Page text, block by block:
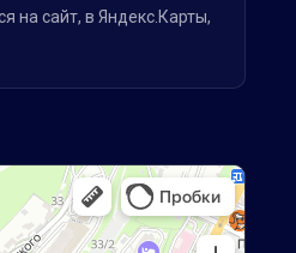
на сайт, в Яндекс.Карты,